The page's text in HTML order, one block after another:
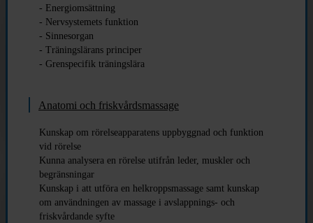
- Energiomsättning
- Nervsystemets funktion
- Sinnesorgan
- Träningslärans principer
- Grenspecifik träningslära
Anatomi och friskvårdsmassage
Kunskap om rörelseapparatens uppbyggnad och funktion
vid rörelse
Kunna analysera en rörelse utifrån leder, muskler och
begränsningar
Kunskap i att utföra en helkroppsmassage samt kunskap
om användningen av massage i avslappnings- och
friskvårdande syfte